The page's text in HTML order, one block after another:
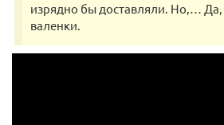
изрядно бы доставляли. Но,…
валенки.